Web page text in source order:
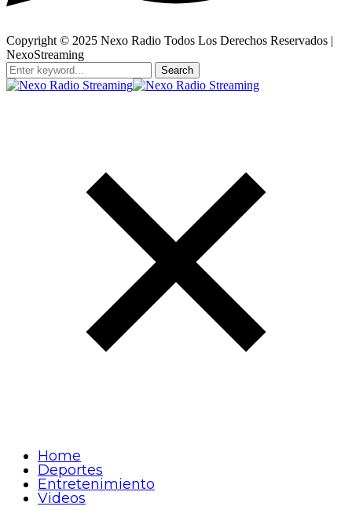
Copyright © 2025 Nexo Radio Todos Los Derechos Reservados |
NexoStreaming
Search
Home
Deportes
Entretenimiento
Videos